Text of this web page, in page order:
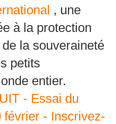
, une
à la protection
la souveraineté
petits
entier.
- Essai du
février - Inscrivez-